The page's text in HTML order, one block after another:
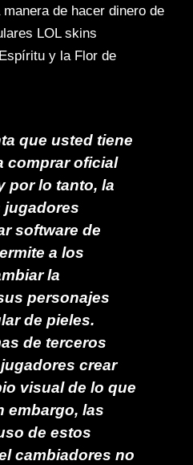
de hacer dinero de
LOL skins
y la Flor de
que usted tiene
comprar oficial
por lo tanto, la
jugadores
software de
a los
la
personajes
de pieles.
de terceros
crear
visual de lo que
embargo, las
de estos
cambiadores no